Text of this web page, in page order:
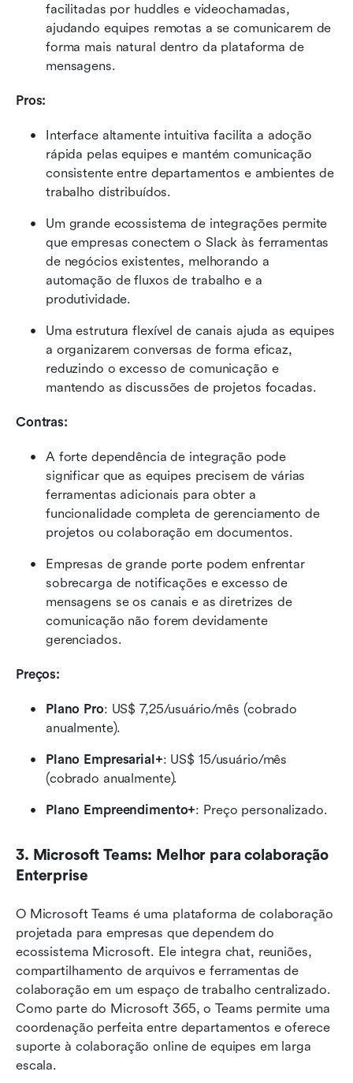
facilitadas por huddles e videochamadas,
ajudando equipes remotas a se comunicarem de
forma mais natural dentro da plataforma de
mensagens.
Pros:
Interface altamente intuitiva facilita a adoção
rápida pelas equipes e mantém comunicação
consistente entre departamentos e ambientes de
trabalho distribuídos.
Um grande ecossistema de integrações permite
que empresas conectem o Slack às ferramentas
de negócios existentes, melhorando a
automação de fluxos de trabalho e a
produtividade.
Uma estrutura flexível de canais ajuda as equipes
a organizarem conversas de forma eficaz,
reduzindo o excesso de comunicação e
mantendo as discussões de projetos focadas.
Contras:
A forte dependência de integração pode
significar que as equipes precisem de várias
ferramentas adicionais para obter a
funcionalidade completa de gerenciamento de
projetos ou colaboração em documentos.
Empresas de grande porte podem enfrentar
sobrecarga de notificações e excesso de
mensagens se os canais e as diretrizes de
comunicação não forem devidamente
gerenciados.
Preços:
Plano Pro: US$ 7,25/usuário/mês (cobrado
anualmente).
Plano Empresarial+: US$ 15/usuário/mês
(cobrado anualmente).
Plano Empreendimento+: Preço personalizado.
3. Microsoft Teams: Melhor para colaboração
Enterprise
O Microsoft Teams é uma plataforma de colaboração
projetada para empresas que dependem do
ecossistema Microsoft. Ele integra chat, reuniões,
compartilhamento de arquivos e ferramentas de
colaboração em um espaço de trabalho centralizado.
Como parte do Microsoft 365, o Teams permite uma
coordenação perfeita entre departamentos e oferece
suporte à colaboração online de equipes em larga
escala.